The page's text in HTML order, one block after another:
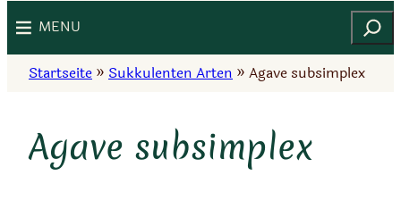
MENU Suchen
Startseite » Sukkulenten Arten » Agave subsimplex
Agave subsimplex